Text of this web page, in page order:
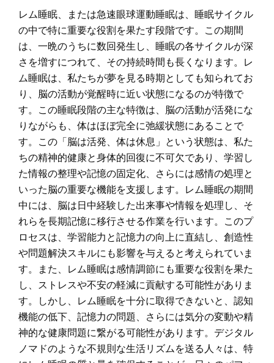
レム睡眠、または急速眼球運動睡眠は、睡眠サイクル
の中で特に重要な役割を果たす段階です。この期間
は、一晩のうちに数回発生し、睡眠の各サイクルが深
さを増すにつれて、その持続時間も長くなります。レ
ム睡眠は、私たちが夢を見る時期としても知られてお
り、脳の活動が覚醒時に近い状態になるのが特徴で
す。この睡眠段階の主な特徴は、脳の活動が活発にな
りながらも、体はほぼ完全に弛緩状態にあることで
す。この「脳は活発、体は休息」という状態は、私た
ちの精神的健康と身体的回復に不可欠であり、学習し
た情報の整理や記憶の固定化、さらには感情の処理と
いった脳の重要な機能を支援します。レム睡眠の期間
中には、脳は日中経験した出来事や情報を処理し、そ
れらを長期記憶に移行させる作業を行います。このプ
ロセスは、学習能力と記憶力の向上に直結し、創造性
や問題解決スキルにも影響を与えると考えられていま
す。また、レム睡眠は感情調節にも重要な役割を果た
し、ストレスや不安の軽減に貢献する可能性がありま
す。しかし、レム睡眠を十分に取得できないと、認知
機能の低下、記憶力の問題、さらには気分の変動や精
神的な健康問題に繋がる可能性があります。デジタル
ノマドのような不規則な生活リズムを送る人々は、特